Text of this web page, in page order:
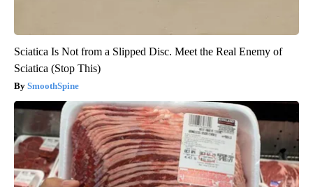
Sciatica Is Not from a Slipped Disc. Meet the Real Enemy of
Sciatica (Stop This)
SmoothSpine